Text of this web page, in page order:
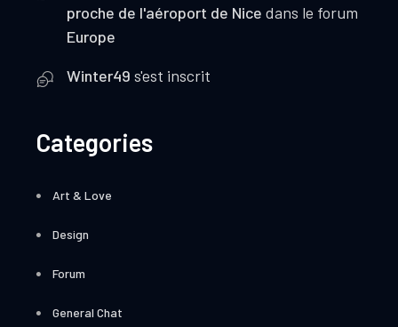
proche de l'aéroport de Nice dans le forum
Europe
Winter49 s'est inscrit
Categories
Art & Love
Design
Forum
General Chat